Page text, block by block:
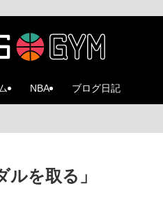
NBA ブログ日記
を取る」